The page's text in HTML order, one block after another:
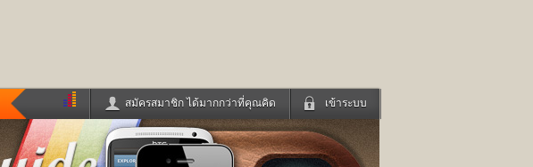
เข้าระบบ
สมัครสมาชิก ได้มากกว่าที่คุณคิด
ข่าวดารา
ดูทีวี
ฟังเพลง
ฟังวิทยุออนไลน์
เข้าระบบด้วย User Kapook
Email